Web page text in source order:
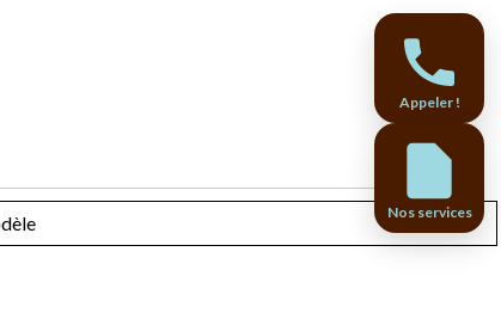
Appeler !
Nos services